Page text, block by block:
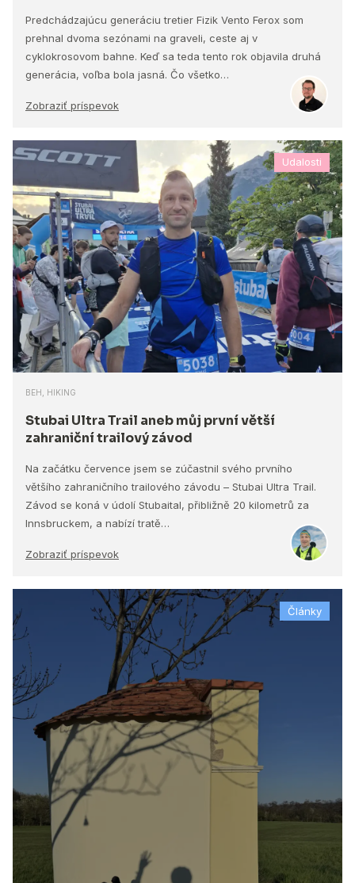
Predchádzajúcu generáciu tretier Fizik Vento Ferox som
prehnal dvoma sezónami na graveli, ceste aj v
cyklokrosovom bahne. Keď sa teda tento rok objavila druhá
generácia, voľba bola jasná. Čo všetko…
Zobraziť príspevok
Udalosti
BEH, HIKING
Stubai Ultra Trail aneb můj první větší
zahraniční trailový závod
Na začátku července jsem se zúčastnil svého prvního
většího zahraničního trailového závodu – Stubai Ultra Trail.
Závod se koná v údolí Stubaital, přibližně 20 kilometrů za
Innsbruckem, a nabízí tratě…
Zobraziť príspevok
Články